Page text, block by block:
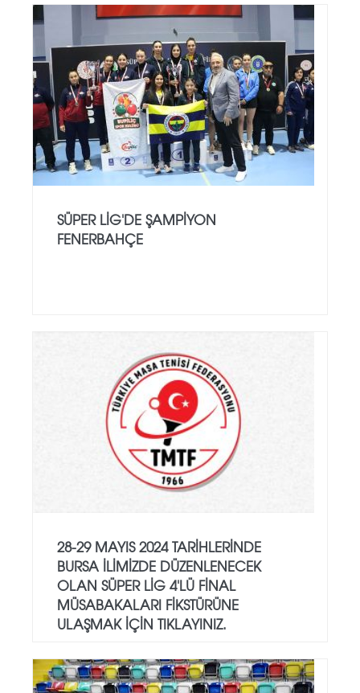
SÜPER LIG'DE ŞAMPIYON
FENERBAHÇE
28-29 MAYIS 2024 TARIHLERINDE
BURSA ILIMIZDE DÜZENLENECEK
OLAN SÜPER LIG 4'LÜ FINAL
MÜSABAKALARI FIKSTÜRÜNE
ULAŞMAK IÇIN TIKLAYINIZ.